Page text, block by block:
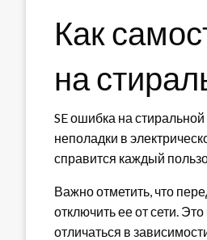
Как
на
SE ошибка на
неполадки в
справится каждый
Важно отметить, что
отключить ее от сети.
отличаться в